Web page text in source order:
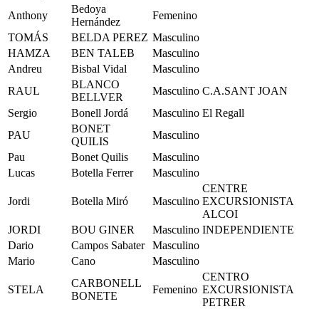
Anthony
Bedoya
Hernández
Femenino
TOMÁS
BELDA PEREZ Masculino
HAMZA
BEN TALEB
Masculino
Andreu
Bisbal Vidal
Masculino
RAUL
BLANCO
BELLVER
Masculino C.A.SANT JOAN
Sergio
Bonell Jordá Masculino El Regall
PAU
BONET
QUILIS
Masculino
Pau
Bonet Quilis
Masculino
Lucas
Botella Ferrer Masculino
Jordi Botella Miró Masculino
CENTRE
EXCURSIONISTA
ALCOI
JORDI
BOU GINER Masculino INDEPENDIENTE
Dario
Campos Sabater
Masculino
Mario
Cano Masculino
STELA
CARBONELL
BONETE
Femenino
CENTRO
EXCURSIONISTA
PETRER